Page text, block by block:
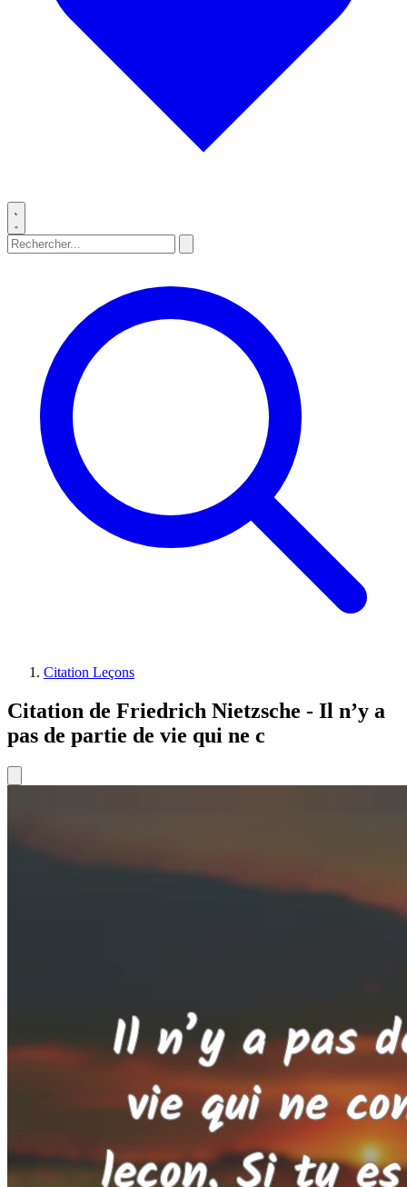
Citation Leçons
Citation de Friedrich Nietzsche - Il n’y a
pas de partie de vie qui ne c